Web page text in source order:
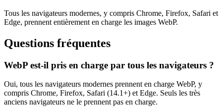
Tous les navigateurs modernes, y compris Chrome, Firefox, Safari et
Edge, prennent entièrement en charge les images WebP.
Questions fréquentes
WebP est-il pris en charge par tous les navigateurs ?
Oui, tous les navigateurs modernes prennent en charge WebP, y
compris Chrome, Firefox, Safari (14.1+) et Edge. Seuls les très
anciens navigateurs ne le prennent pas en charge.